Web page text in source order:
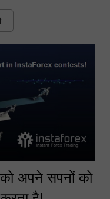
अपने सपनों को